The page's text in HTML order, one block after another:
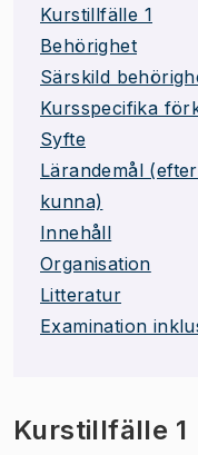
Kurstillfälle 1
Behörighet
Särskild
Kursspecifika
Syfte
Lärandemål
kunna)
Innehåll
Organisation
Litteratur
Examination
Kurstillfälle 1